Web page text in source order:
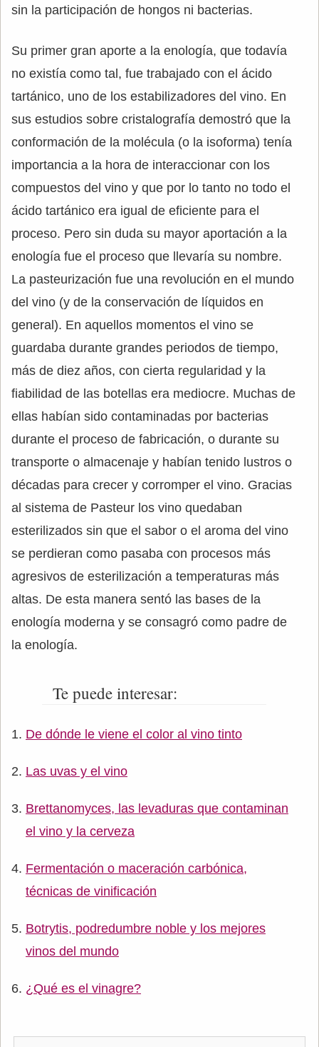
sin la participación de hongos ni bacterias.
Su primer gran aporte a la enología, que todavía
no existía como tal, fue trabajado con el ácido
tartánico, uno de los estabilizadores del vino. En
sus estudios sobre cristalografía demostró que la
conformación de la molécula (o la isoforma) tenía
importancia a la hora de interaccionar con los
compuestos del vino y que por lo tanto no todo el
ácido tartánico era igual de eficiente para el
proceso. Pero sin duda su mayor aportación a la
enología fue el proceso que llevaría su nombre.
La pasteurización fue una revolución en el mundo
del vino (y de la conservación de líquidos en
general). En aquellos momentos el vino se
guardaba durante grandes periodos de tiempo,
más de diez años, con cierta regularidad y la
fiabilidad de las botellas era mediocre. Muchas de
ellas habían sido contaminadas por bacterias
durante el proceso de fabricación, o durante su
transporte o almacenaje y habían tenido lustros o
décadas para crecer y corromper el vino. Gracias
al sistema de Pasteur los vino quedaban
esterilizados sin que el sabor o el aroma del vino
se perdieran como pasaba con procesos más
agresivos de esterilización a temperaturas más
altas. De esta manera sentó las bases de la
enología moderna y se consagró como padre de
la enología.
Te puede interesar:
De dónde le viene el color al vino tinto
Las uvas y el vino
Brettanomyces, las levaduras que contaminan
el vino y la cerveza
Fermentación o maceración carbónica,
técnicas de vinificación
Botrytis, podredumbre noble y los mejores
vinos del mundo
¿Qué es el vinagre?